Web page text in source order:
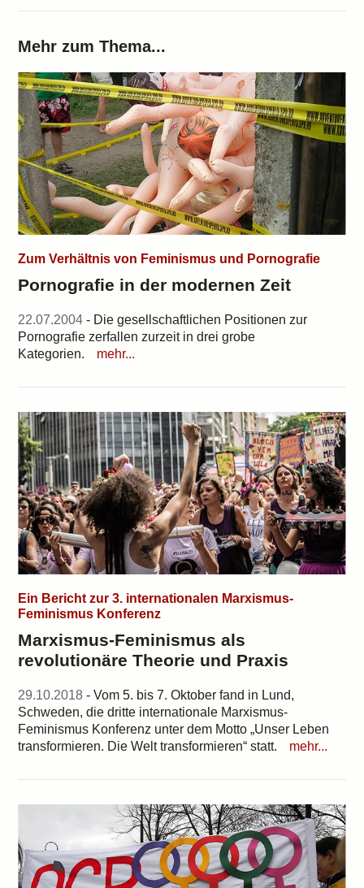
Mehr zum Thema...
Zum Verhältnis von Feminismus und Pornografie
Pornografie in der modernen Zeit
22.07.2004 - Die gesellschaftlichen Positionen zur
Pornografie zerfallen zurzeit in drei grobe
Kategorien.
mehr...
Ein Bericht zur 3. internationalen Marxismus-
Feminismus Konferenz
Marxismus-Feminismus als
revolutionäre Theorie und Praxis
29.10.2018 - Vom 5. bis 7. Oktober fand in Lund,
Schweden, die dritte internationale Marxismus-
Feminismus Konferenz unter dem Motto „Unser Leben
transformieren. Die Welt transformieren“ statt.
mehr...